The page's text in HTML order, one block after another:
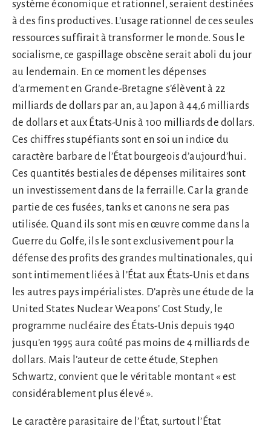
système économique et rationnel, seraient destinées
à des fins productives. L’usage rationnel de ces seules
ressources suffirait à transformer le monde. Sous le
socialisme, ce gaspillage obscène serait aboli du jour
au lendemain. En ce moment les dépenses
d’armement en Grande-Bretagne s’élèvent à 22
milliards de dollars par an, au Japon à 44,6 milliards
de dollars et aux États-Unis à 100 milliards de dollars.
Ces chiffres stupéfiants sont en soi un indice du
caractère barbare de l’État bourgeois d’aujourd’hui.
Ces quantités bestiales de dépenses militaires sont
un investissement dans de la ferraille. Car la grande
partie de ces fusées, tanks et canons ne sera pas
utilisée. Quand ils sont mis en œuvre comme dans la
Guerre du Golfe, ils le sont exclusivement pour la
défense des profits des grandes multinationales, qui
sont intimement liées à l’État aux États-Unis et dans
les autres pays impérialistes. D’après une étude de la
United States Nuclear Weapons’ Cost Study, le
programme nucléaire des États-Unis depuis 1940
jusqu’en 1995 aura coûté pas moins de 4 milliards de
dollars. Mais l’auteur de cette étude, Stephen
Schwartz, convient que le véritable montant « est
considérablement plus élevé ».
Le caractère parasitaire de l’État, surtout l’État